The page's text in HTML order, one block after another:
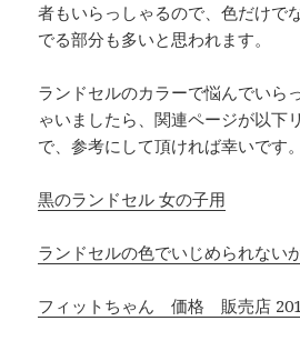
者もいらっしゃるので、色だけで
でる部分も多いと思われます。
ランドセルのカラーで悩んでいら
ゃいましたら、関連ページが以下
で、参考にして頂ければ幸いです。
黒のランドセル 女の子用
ランドセルの色でいじめられない
フィットちゃん 価格 販売店